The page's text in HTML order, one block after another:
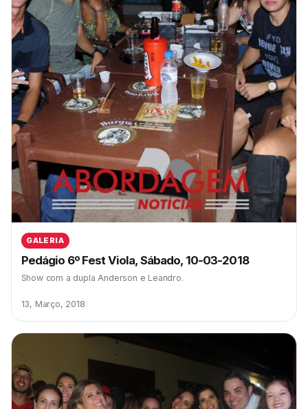
GALERIA
Pedágio 6º Fest Viola, Sábado, 10-03-2018
Show com a dupla Anderson e Leandro.
13, Março, 2018